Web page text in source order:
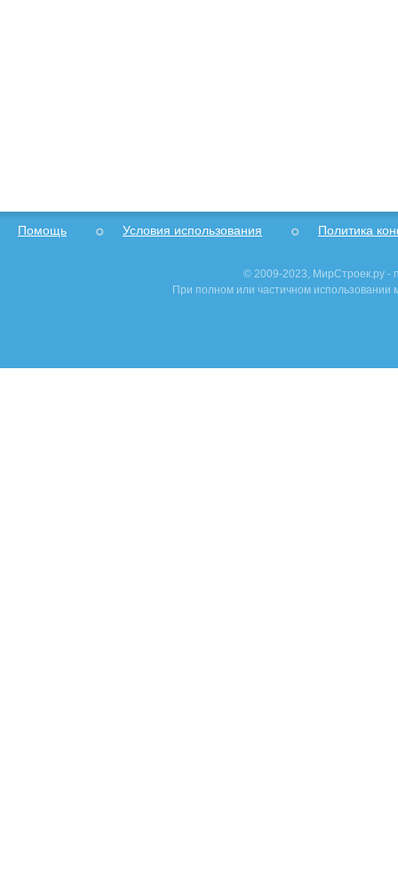
Помощь Условия использования Политика
© 2009-2023, МирСтроек.ру -
При полном или частичном использовании